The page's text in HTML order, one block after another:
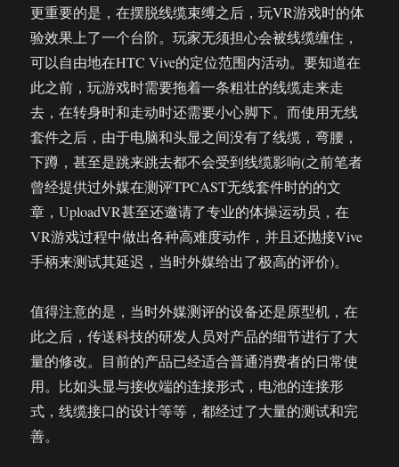
更重要的是，在摆脱线缆束缚之后，玩VR游戏时的体
验效果上了一个台阶。玩家无须担心会被线缆缠住，
可以自由地在HTC Vive的定位范围内活动。要知道在
此之前，玩游戏时需要拖着一条粗壮的线缆走来走
去，在转身时和走动时还需要小心脚下。而使用无线
套件之后，由于电脑和头显之间没有了线缆，弯腰，
下蹲，甚至是跳来跳去都不会受到线缆影响(之前笔者
曾经提供过外媒在测评TPCAST无线套件时的的文
章，UploadVR甚至还邀请了专业的体操运动员，在
VR游戏过程中做出各种高难度动作，并且还抛接Vive
手柄来测试其延迟，当时外媒给出了极高的评价)。
值得注意的是，当时外媒测评的设备还是原型机，在
此之后，传送科技的研发人员对产品的细节进行了大
量的修改。目前的产品已经适合普通消费者的日常使
用。比如头显与接收端的连接形式，电池的连接形
式，线缆接口的设计等等，都经过了大量的测试和完
善。